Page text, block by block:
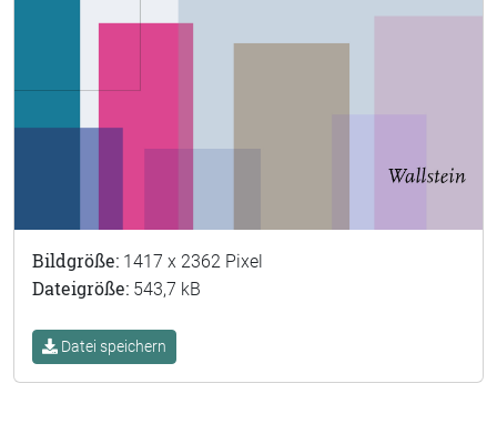
Bildgröße: 1417 x 2362 Pixel
Dateigröße: 543,7 kB
Datei speichern